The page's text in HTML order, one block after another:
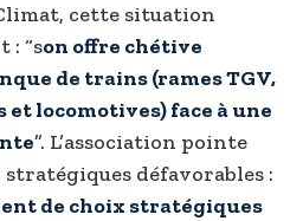
cette situation
: “son offre chétive
de trains (rames TGV,
locomotives) face à une
”. L’association pointe
défavorables :
de choix stratégiques